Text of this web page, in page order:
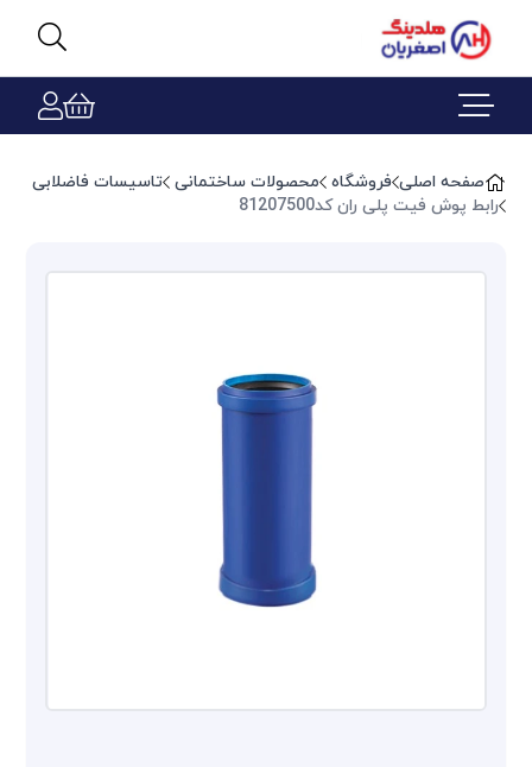
صفحه اصلی فروشگاه محصولات ساختمانی تاسیسات فاضلابی
رابط پوش فیت پلی ران کد81207500